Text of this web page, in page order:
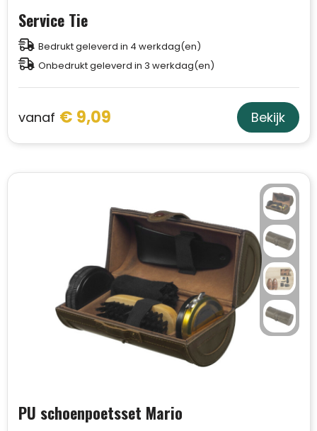
Service Tie
Bedrukt geleverd in 4 werkdag(en)
Onbedrukt geleverd in 3 werkdag(en)
vanaf € 9,09 Bekijk
PU schoenpoetsset Mario